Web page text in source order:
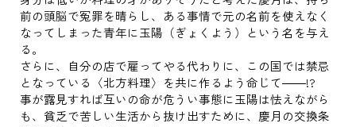
前の頭脳で冤罪を晴らし、ある事情で元の名前を使えなく
なってしまった青年に玉陽（ぎょくよう）という名を与え
る。
さらに、自分の店で雇ってやる代わりに、この国では禁忌
となっている〈北方料理〉を共に作るよう命じて――!?
事が露見すれば互いの命が危うい事態に玉陽は怯えながら
も、貧乏で苦しい生活から抜け出すために、慶月の交換条